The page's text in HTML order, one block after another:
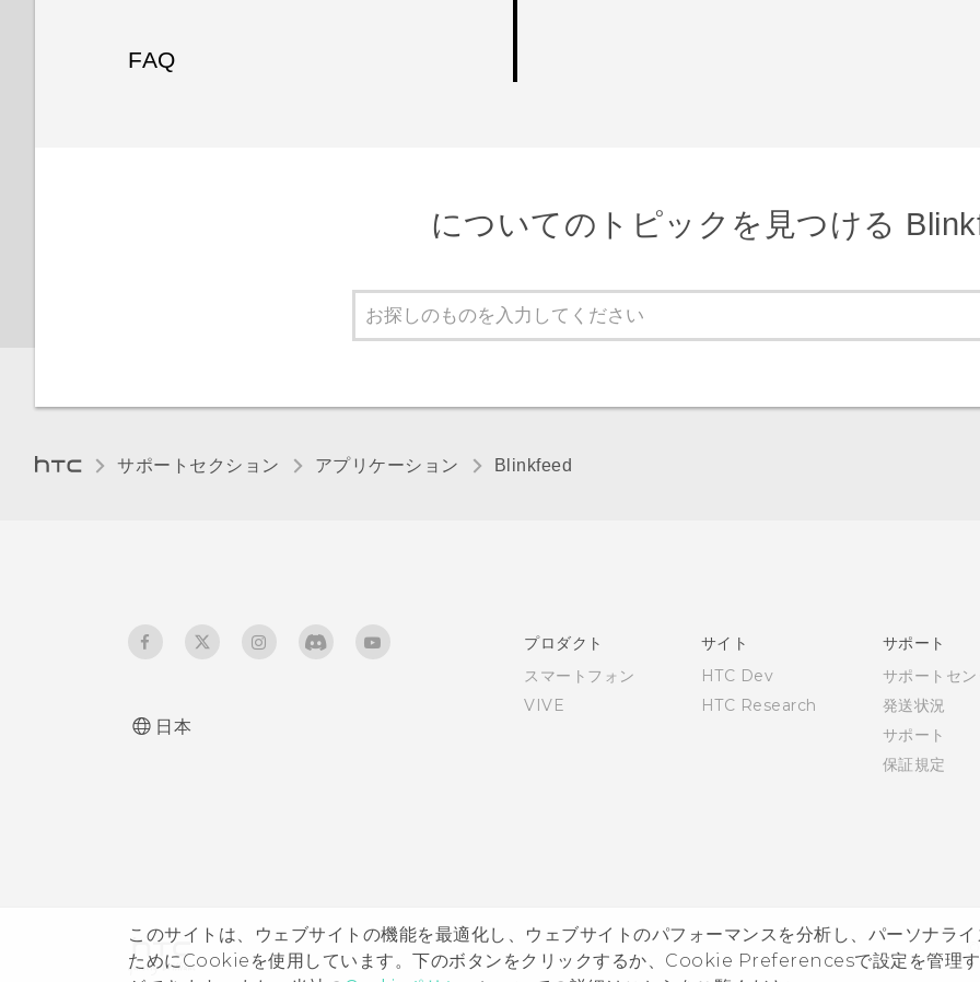
このサイトは、ウェブサイトの機能を最適化し、ウェブサイトのパフォーマンスを分析し、パーソナラ
ためにCookieを使用しています。下のボタンをクリックするか、Cookie Preferencesで設定を管理
FAQ
についてのトピックを見つける
サポートセクション アプリケーション Blinkfeed
日本
プロダクト
スマートフォン
VIVE
サイト
HTC Dev
HTC Research
サポート
サポートセ
発送状況
サポート
保証規定
©